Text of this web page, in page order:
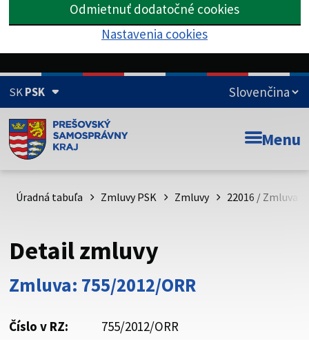
Odmietnuť dodatočné cookies
Nastavenia cookies
SKPSK
Doména psk.sk je oficiálna
Toto je oficiálna webová stránka Prešovského
psk.sk.
Buďte pozorní a vždy sa uistite, že zdieľate informácie iba
cez zabezpečenú webovú stránku. Zabezpečená stránka
vždy začína https:// pred názvom domény webového sídla.
Menu
Úradná tabuľa Zmluvy PSK Zmluvy 22016 / Zmluva
Detail zmluvy
Zmluva: 755/2012/ORR
Číslo v RZ:
755/2012/ORR